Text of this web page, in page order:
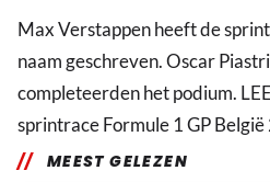
Max Verstappen heeft de
naam geschreven. Oscar
completeerden het podium.
sprintrace Formule 1 GP
MEEST GELEZEN